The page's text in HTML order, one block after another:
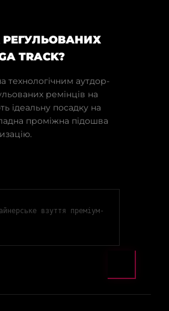
РЕГУЛЬОВАНИХ
TRACK?
технологічним аутдор-
ремінців на
ідеальну посадку на
проміжна підошва
взуття преміум-